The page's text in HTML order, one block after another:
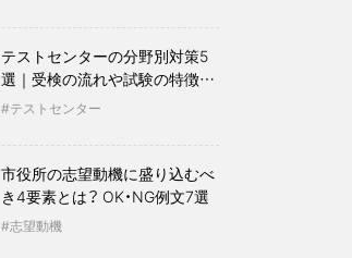
テストセンターの分野別対策5
選｜受検の流れや試験の特徴も
紹介
テストセンター
市役所の志望動機に盛り込むべ
き4要素とは？ OK・NG例文7選
志望動機